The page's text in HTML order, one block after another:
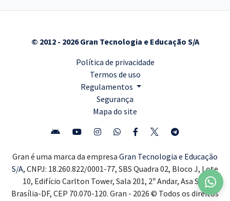
© 2012 - 2026 Gran Tecnologia e Educação S/A
Política de privacidade
Termos de uso
Regulamentos
Segurança
Mapa do site
Gran é uma marca da empresa Gran Tecnologia e Educação
S/A, CNPJ: 18.260.822/0001-77, SBS Quadra 02, Bloco J, Lote
10, Edifício Carlton Tower, Sala 201, 2º Andar, Asa Sul,
Brasília-DF, CEP 70.070-120. Gran - 2026 © Todos os direitos